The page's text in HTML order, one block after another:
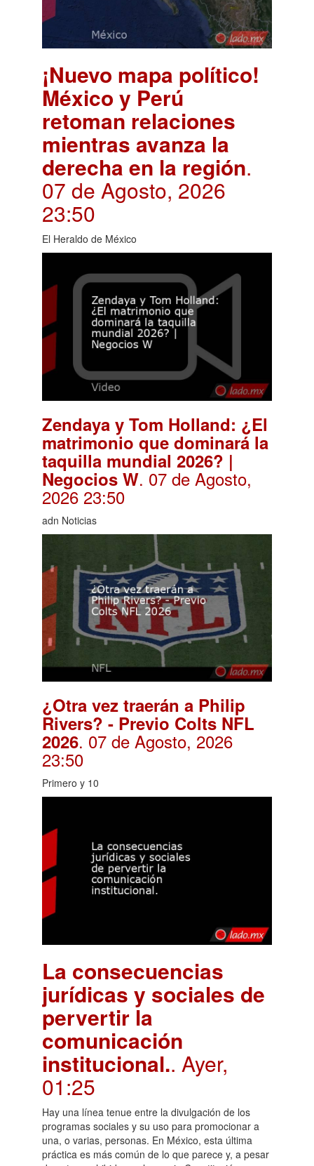
¡Nuevo mapa político!
México y Perú
retoman relaciones
mientras avanza la
derecha en la región.
07 de Agosto, 2026
23:50
El Heraldo de México
Zendaya y Tom Holland: ¿El
matrimonio que dominará la
taquilla mundial 2026? |
Negocios W. 07 de Agosto,
2026 23:50
adn Noticias
¿Otra vez traerán a Philip
Rivers? - Previo Colts NFL
2026. 07 de Agosto, 2026
23:50
Primero y 10
La consecuencias
jurídicas y sociales de
pervertir la
comunicación
institucional.. Ayer,
01:25
Hay una línea tenue entre la divulgación de los
programas sociales y su uso para promocionar a
una, o varias, personas. En México, esta última
práctica es más común de lo que parece y, a pesar